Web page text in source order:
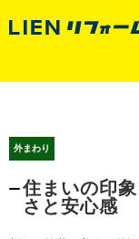
外まわり
住まいの印
さと安心感